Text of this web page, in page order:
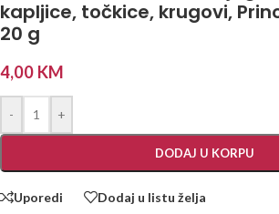
kapljice, točkice, krugovi,
20 g
4,00 KM
- +
DODAJ U KORPU
Uporedi Dodaj u listu želja